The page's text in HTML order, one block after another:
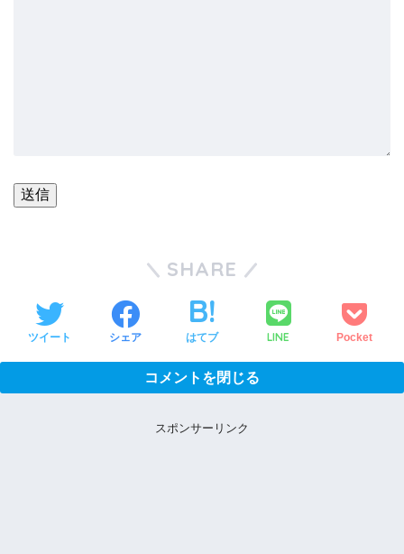
SHARE
ツイート シェア はてブ LINE Pocket
コメントを閉じる
スポンサーリンク